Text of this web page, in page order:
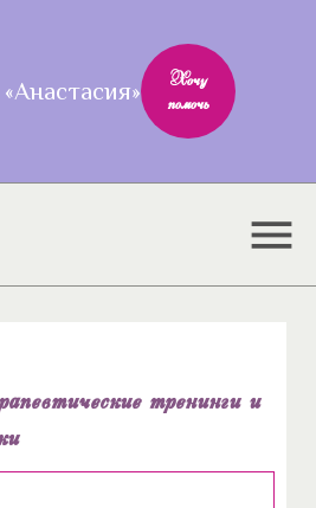
Хочу
помочь
menu
тренинги и